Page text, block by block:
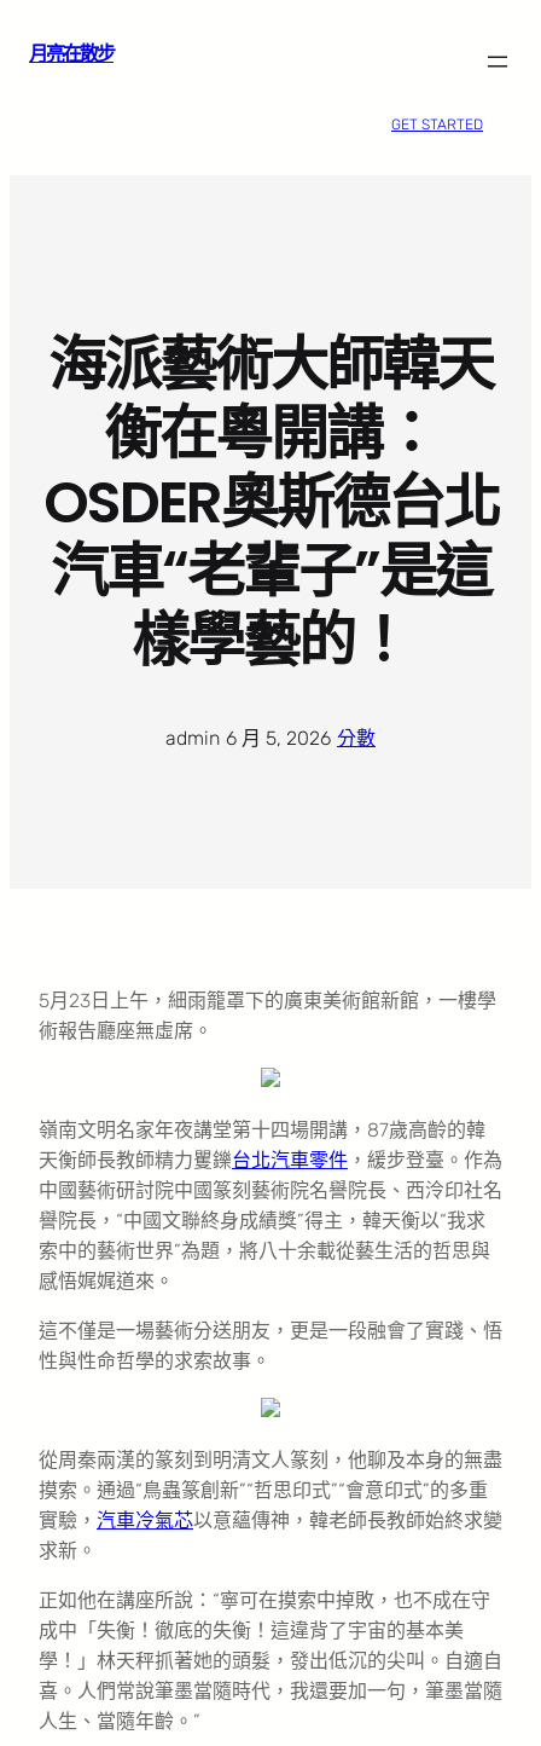
月亮在散步
GET STARTED
海派藝術大師韓天
衡在粵開講：
OSDER奧斯德台北
汽車“老輩子”是這
樣學藝的！
admin 6 月 5, 2026 分數
5月23日上午，細雨籠罩下的廣東美術館新館，一樓學
術報告廳座無虛席。
嶺南文明名家年夜講堂第十四場開講，87歲高齡的韓
天衡師長教師精力矍鑠台北汽車零件 ，緩步登臺。作為
中國藝術研討院中國篆刻藝術院名譽院長、西泠印社名
譽院長，“中國文聯終身成績獎”得主，韓天衡以“我求
索中的藝術世界”為題，將八十余載從藝生活的哲思與
感悟娓娓道來。
這不僅是一場藝術分送朋友，更是一段融會了實踐、悟
性與性命哲學的求索故事。
從周秦兩漢的篆刻到明清文人篆刻，他聊及本身的無盡
摸索。通過“鳥蟲篆創新”“哲思印式”“會意印式”的多重
實驗， 汽車冷氣芯以意蘊傳神，韓老師長教師始終求變
求新。
正如他在講座所說：“寧可在摸索中掉敗，也不成在守
成中「失衡！徹底的失衡！這違背了宇宙的基本美
學！」林天秤抓著她的頭髮，發出低沉的尖叫。自適自
喜。人們常說筆墨當隨時代，我還要加一句，筆墨當隨
人生、當隨年齡。”